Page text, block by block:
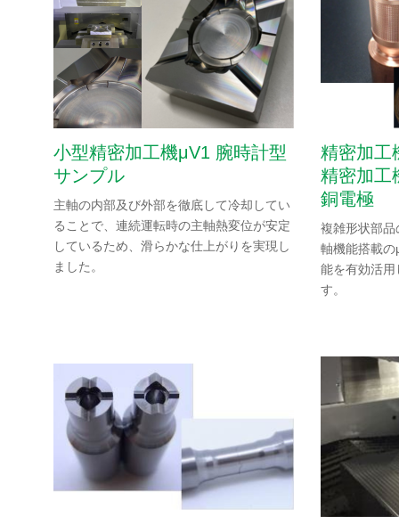
小型精密加工機μV1 腕時計型
サンプル
主軸の内部及び外部を徹底して冷却してい
ることで、連続運転時の主軸熱変位が安定
しているため、滑らかな仕上がりを実現し
ました。
精密加
精密加工
銅電極
複雑形状部
軸機能搭載
能を有効活
す。
微細レーザー加工機
３次元金属積層造形機
製品ラインアップ
サポート・サービス
導入事例
技術情報